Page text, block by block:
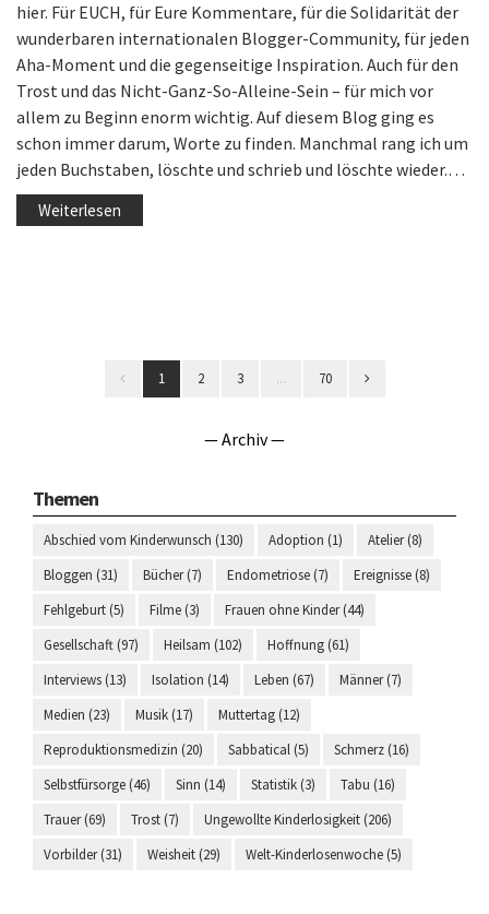
hier. Für EUCH, für Eure Kommentare, für die Solidarität der
wunderbaren internationalen Blogger-Community, für jeden
Aha-Moment und die gegenseitige Inspiration. Auch für den
Trost und das Nicht-Ganz-So-Alleine-Sein – für mich vor
allem zu Beginn enorm wichtig. Auf diesem Blog ging es
schon immer darum, Worte zu finden. Manchmal rang ich um
jeden Buchstaben, löschte und schrieb und löschte wieder.…
Weiterlesen
1 2 3 ... 70
— Archiv —
Themen
Abschied vom Kinderwunsch (130) Adoption (1)
Atelier (8)
Bloggen (31)
Bücher (7) Endometriose (7)
Ereignisse (8)
Fehlgeburt (5)
Filme (3)
Frauen ohne Kinder (44)
Gesellschaft (97)
Heilsam (102)
Hoffnung (61)
Interviews (13)
Isolation (14) Leben (67)
Männer (7)
Medien (23)
Musik (17)
Muttertag (12)
Reproduktionsmedizin (20)
Sabbatical (5)
Schmerz (16)
Selbstfürsorge (46)
Sinn (14) Statistik (3)
Tabu (16)
Trauer (69)
Trost (7)
Ungewollte Kinderlosigkeit (206)
Vorbilder (31)
Weisheit (29) Welt-Kinderlosenwoche (5)